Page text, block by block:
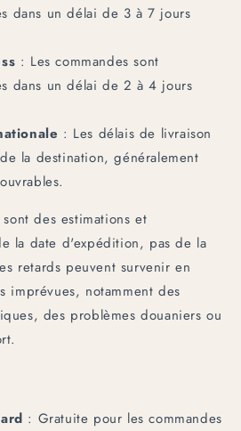
dans un délai de 3 à 7 jours
: Les commandes sont
dans un délai de 2 à 4 jours
: Les délais de livraison
la destination, généralement
des estimations et
la date d'expédition, pas de la
retards peuvent survenir en
imprévues, notamment des
des problèmes douaniers ou
: Gratuite pour les commandes